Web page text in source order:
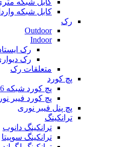
کابل شبکه
رک
Outdoor
Indoor
رک
رک
متعلقات رک
پچ کورد
پچ کورد شبکه Cat6
پچ کورد فیبر
پچ پنل فیبر نوری
ترانکینگ
ترانکینگ دانوب
ترانکینگ سوپیتا